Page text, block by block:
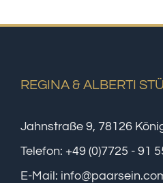
REGINA & ALBERTI
Jahnstraße 9, 78126
Telefon: +49 (0)7725 - 91
E-Mail: